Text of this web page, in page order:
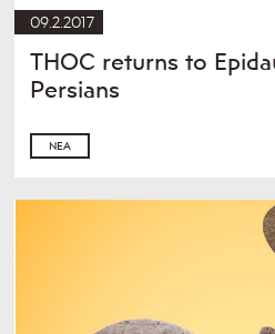
09.2.2017
THOC returns to
Persians
ΝΈΑ